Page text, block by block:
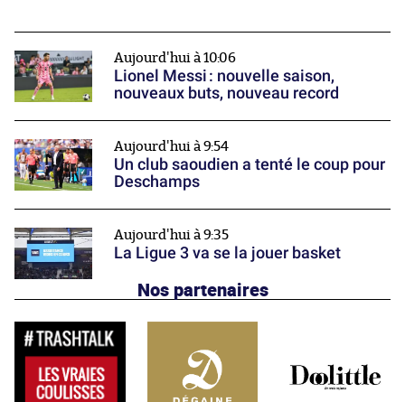
Aujourd'hui à 10:06
Lionel Messi : nouvelle saison,
nouveaux buts, nouveau record
Aujourd'hui à 9:54
Un club saoudien a tenté le coup pour
Deschamps
Aujourd'hui à 9:35
La Ligue 3 va se la jouer basket
Nos partenaires